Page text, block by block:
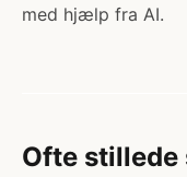
med hjælp fra AI.
Ofte stillede